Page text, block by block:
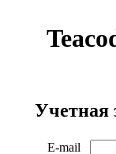
Учетная
E-mail